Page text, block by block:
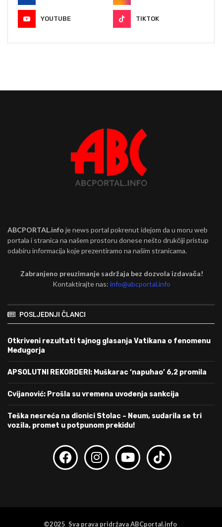
YOUTUBE TIKTOK
ABCPORTAL.info je news portal pokrenut idejom da u moru web
portala i stranica na našem prostoru donese nešto drukčiji pristup
odabiru informacija koje prezentiramo na našim stranicama.
Zabranjeno preuzimanje sadržaja bez dozvola izdavača!
Kontaktirajte nas:info@abcportal.info
POSLJEDNJI ČLANCI
Otkriveni rezultati tajnog glasanja Vatikana o fenomenu
Međugorja
APSOLUTNI REKORDERI: Muškarac ‘napuhao’ 6,2 promila
Cvijanović: Prošla su vremena uvođenja sankcija
Teška nesreća na dionici Stolac – Neum, sudarila se tri
vozila, promet u potpunom prekidu!
©2025 Sva prava pridržava ABCportal.info